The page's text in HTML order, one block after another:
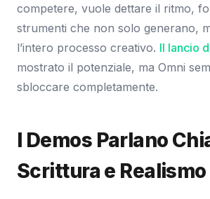
competere, vuole dettare il ritmo,
strumenti che non solo generano,
l’intero processo creativo. Il lancio
mostrato il potenziale, ma Omni
sbloccare completamente.
I Demos Parlano
Scrittura e Realismo